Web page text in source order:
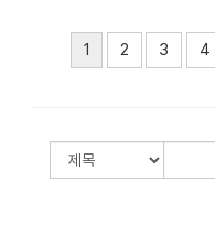
1 2 3 4